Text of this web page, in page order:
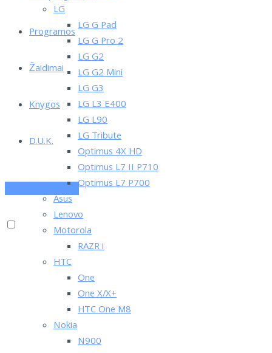
Programos
Žaidimai
Knygos
D.U.K.
PRENUMERUOK
LG
LG G Pad
LG G Pro 2
LG G2
LG G2 Mini
LG G3
LG L3 E400
LG L90
LG Tribute
Optimus 4X HD
Optimus L7 II P710
Optimus L7 P700
Asus
Lenovo
Motorola
RAZR i
HTC
One
One X/X+
HTC One M8
Nokia
N900